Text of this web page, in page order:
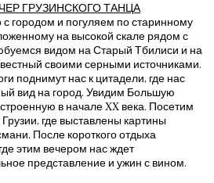
ГРУЗИНСКОГО ТАНЦА
городом и погуляем по старинному
на высокой скале рядом с
видом на Старый Тбилиси и на
своими серными источниками.
поднимут нас к цитадели, где нас
вид на город. Увидим Большую
в начале XX века. Посетим
где выставлены картины
После короткого отдыха
этим вечером нас ждет
представление и ужин с вином.